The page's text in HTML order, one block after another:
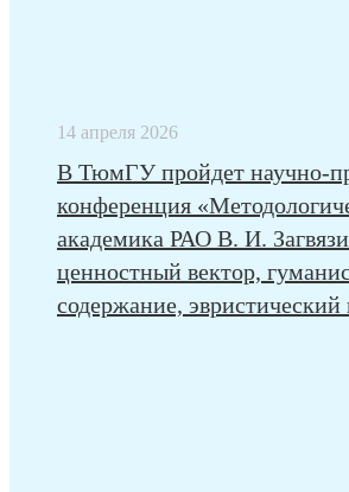
14 апреля 2026
В ТюмГУ пройдет научно-
конференция
академика РАО В. И.
ценностный вектор,
содержание, эвристический